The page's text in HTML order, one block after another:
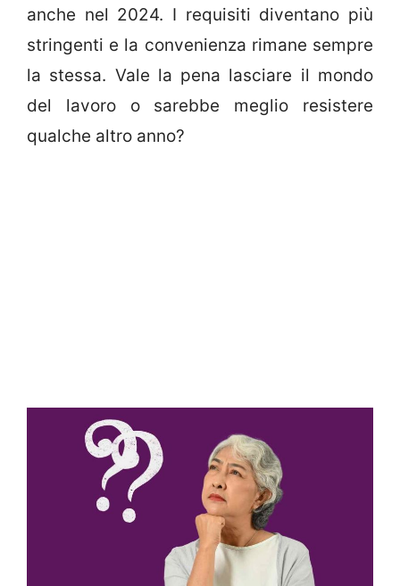
anche nel 2024. I requisiti diventano più
stringenti e la convenienza rimane sempre
la stessa. Vale la pena lasciare il mondo
del lavoro o sarebbe meglio resistere
qualche altro anno?